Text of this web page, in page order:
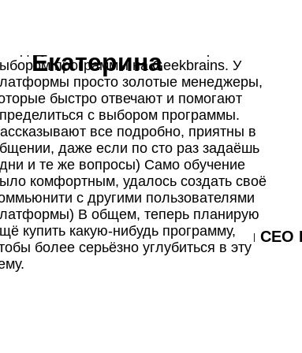
0 дней 21:21:02
заявку
-60%
мест ограничено
Разработка
для соцсетей
техникой
камеру
Наиля Синицына
Основатель и CEO
Agency
практику
полную
и консультация по
Екатерина
программы на Geekbrains. У
просто золотые менеджеры,
быстро отвечают и помогают
с выбором программы.
все подробно, приятны в
даже если по сто раз задаёшь
и те же вопросы) Само обучение
комфортным, удалось создать своё
с другими пользователями
В общем, теперь планирую
купить какую‑нибудь программу,
более серьёзно углубиться в эту